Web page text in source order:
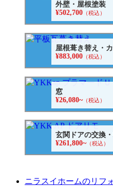
外壁・屋根塗装
¥502,700 （税込）
屋根葺き替え・
¥883,000 （税込）
窓
¥26,080~（税込）
玄関ドアの交換
¥261,800~（税込）
ニラスイホームのリフ